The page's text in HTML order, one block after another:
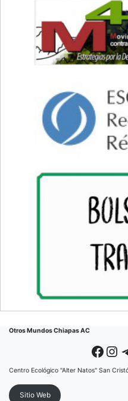
Otros Mundos Chiapas AC
Facebook Instagram
Centro Ecológico "Alter Natos" San
Sitio Web